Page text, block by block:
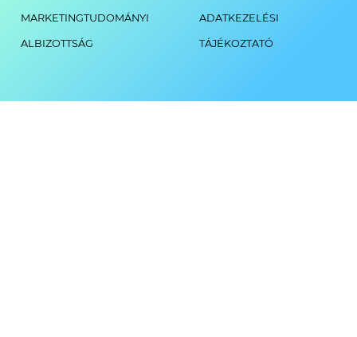
MARKETINGTUDOMÁNYI
ALBIZOTTSÁG
ADATKEZELÉSI
TÁJÉKOZTATÓ